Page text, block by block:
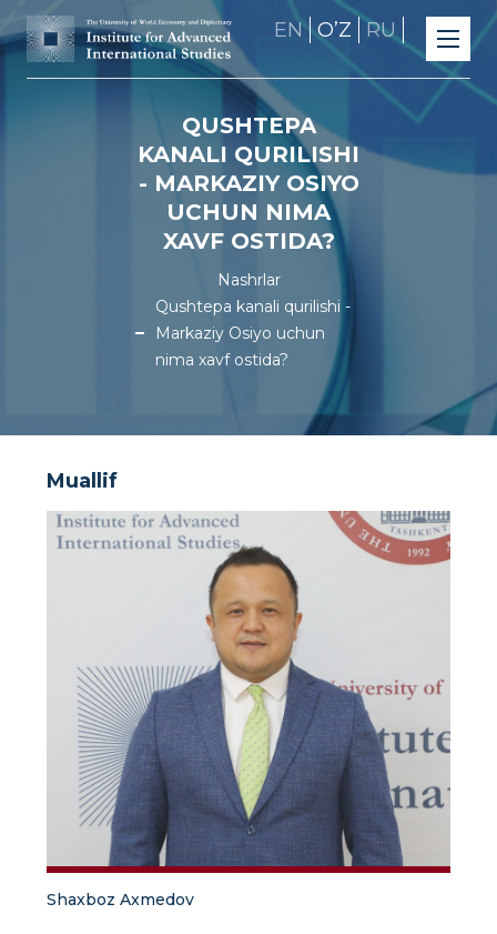
EN OʼZ RU
QUSHTEPA
KANALI QURILISHI
- MARKAZIY OSIYO
UCHUN NIMA
XAVF OSTIDA?
Nashrlar
Qushtepa kanali qurilishi -
Markaziy Osiyo uchun
nima xavf ostida?
Muallif
Shaxboz Axmedov